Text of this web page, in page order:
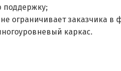
поддержку;
ограничивает заказчика
каркас.